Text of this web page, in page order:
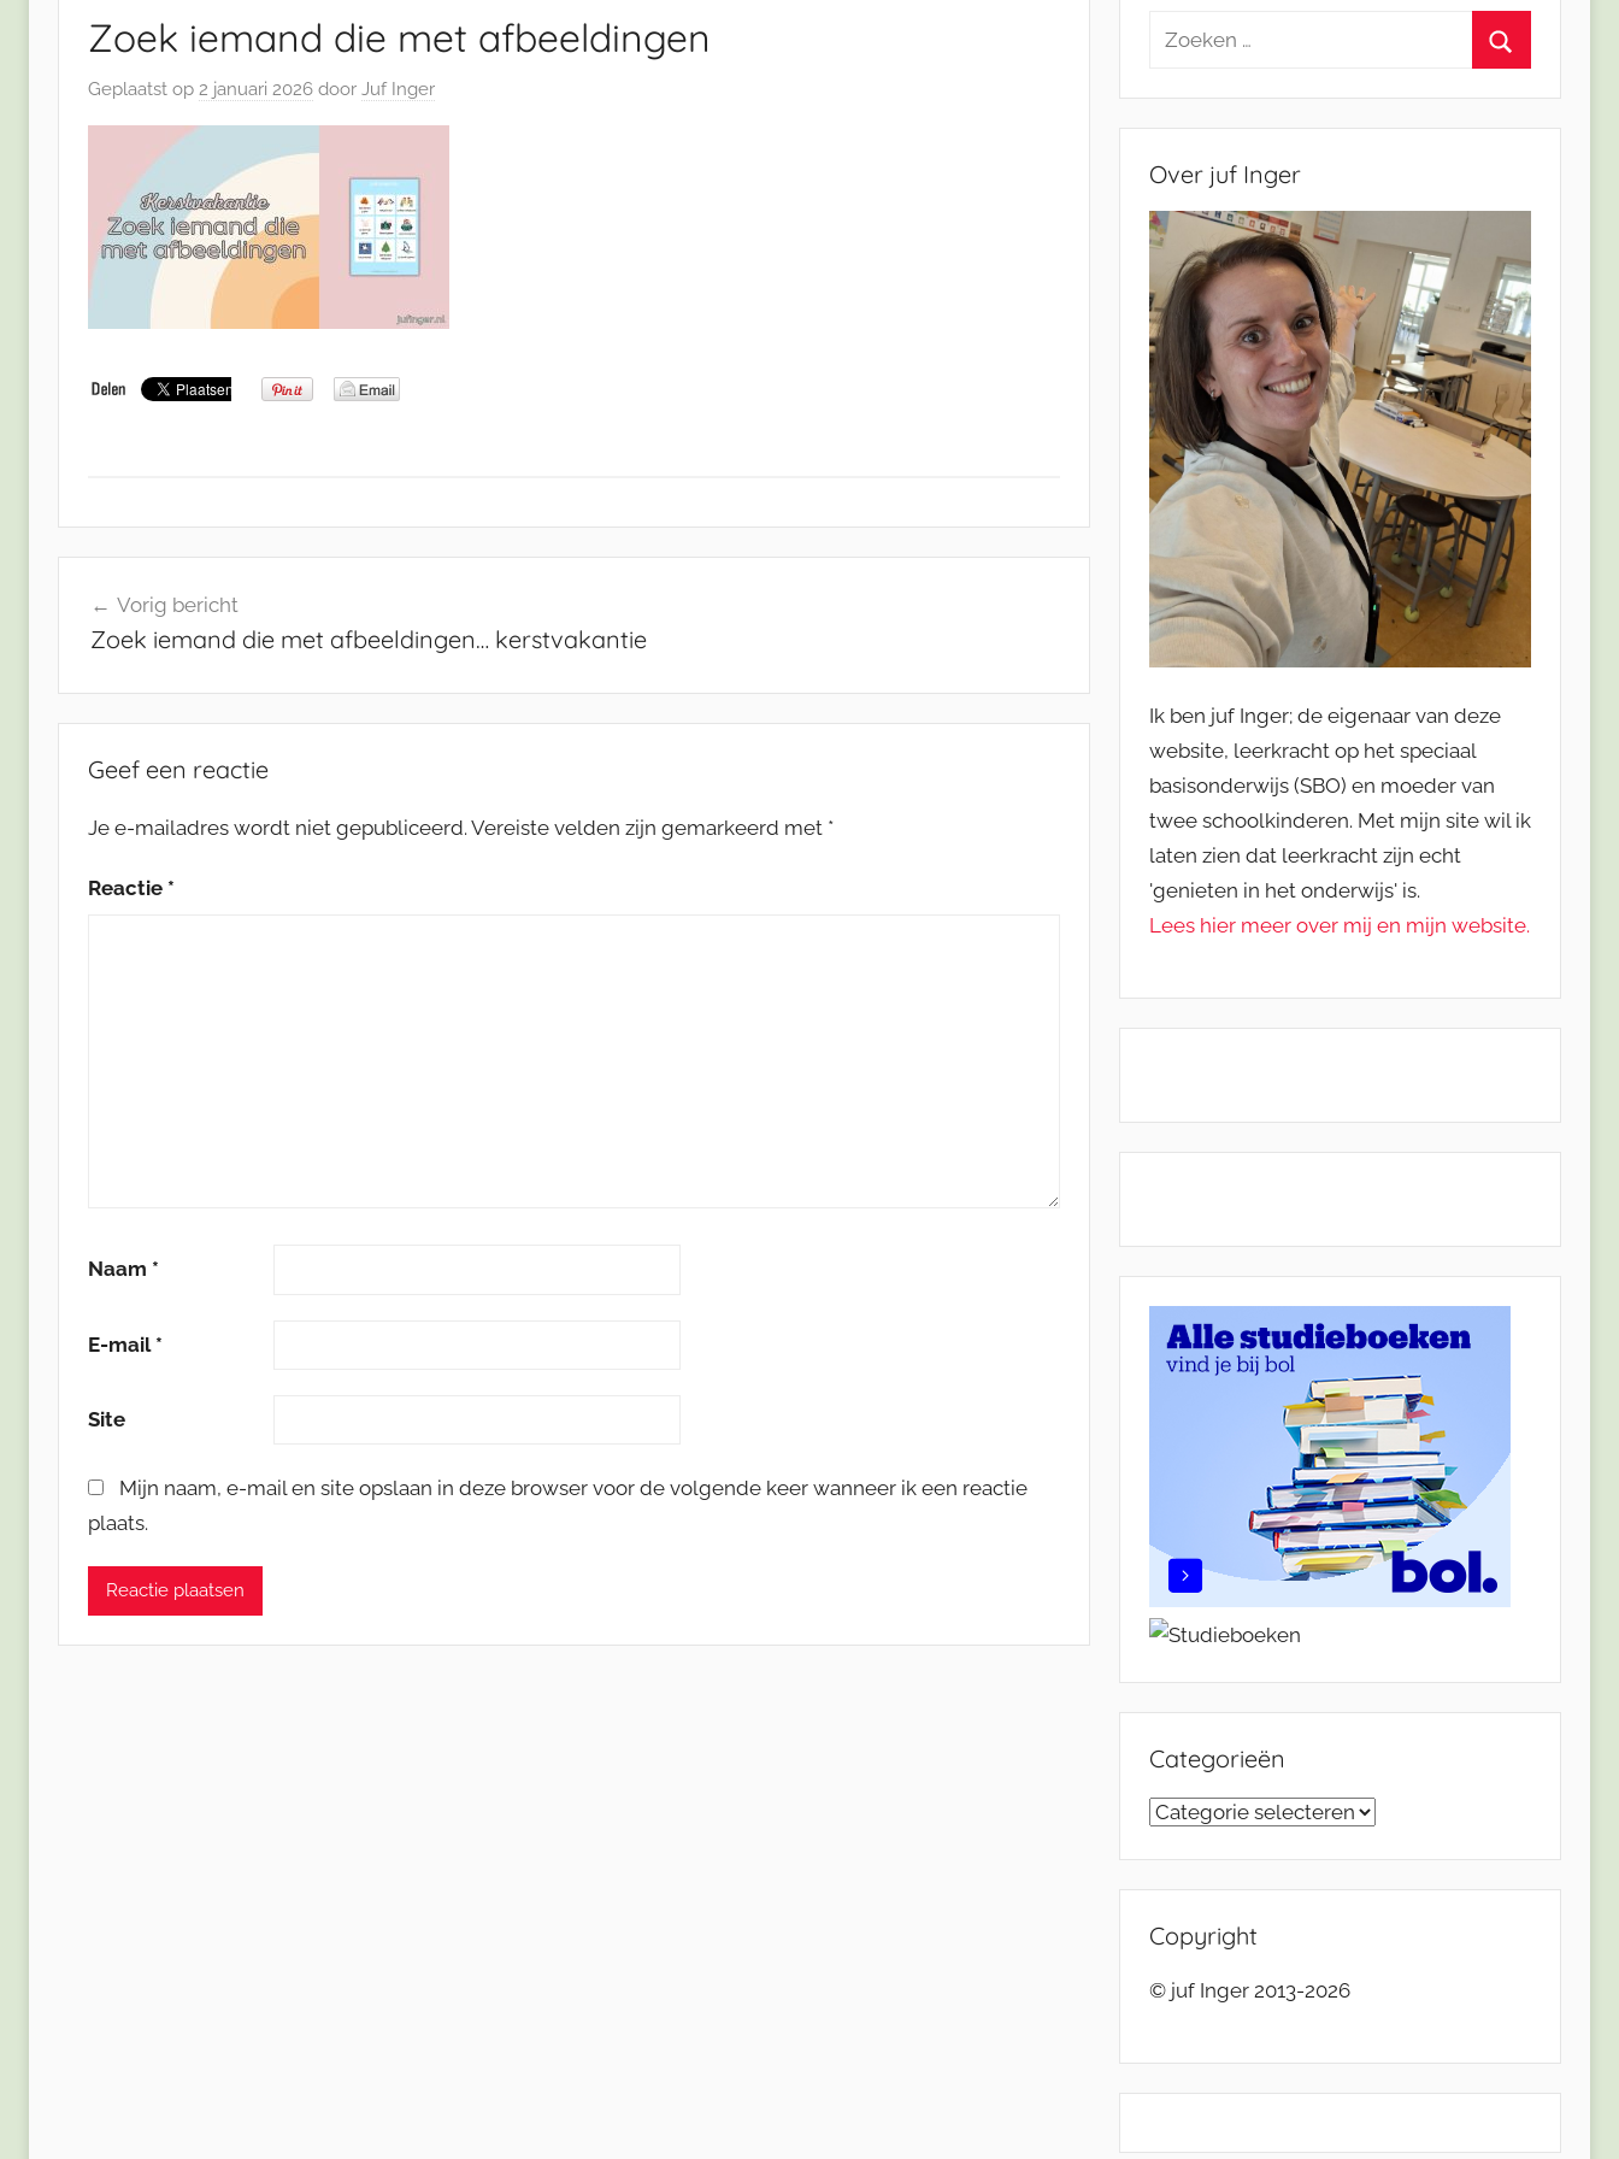
Zoek iemand die met afbeeldingen
Geplaatst op 2 januari 2026 door Juf Inger
navigatie
Vorig bericht
Zoek iemand die met afbeeldingen… kerstvakantie
Geef een reactie
Je e-mailadres wordt niet gepubliceerd. Vereiste velden zijn gemarkeerd met *
Reactie *
Naam *
E-mail *
Site
Mijn naam, e-mail en site opslaan in deze browser voor de volgende keer wanneer ik een reactie
plaats.
Zoeken
Over juf Inger
Ik ben juf Inger; de eigenaar van deze
website, leerkracht op het speciaal
basisonderwijs (SBO) en moeder van
twee schoolkinderen. Met mijn site wil ik
laten zien dat leerkracht zijn echt
'genieten in het onderwijs' is.
Lees hier meer over mij en mijn website.
Categorieën
Categorieën
Copyright
© juf Inger 2013-2026